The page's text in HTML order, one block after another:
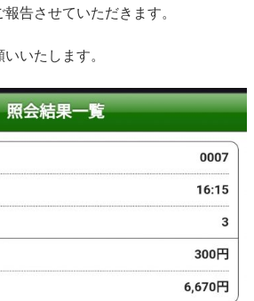
告させていただきます。
いたします。